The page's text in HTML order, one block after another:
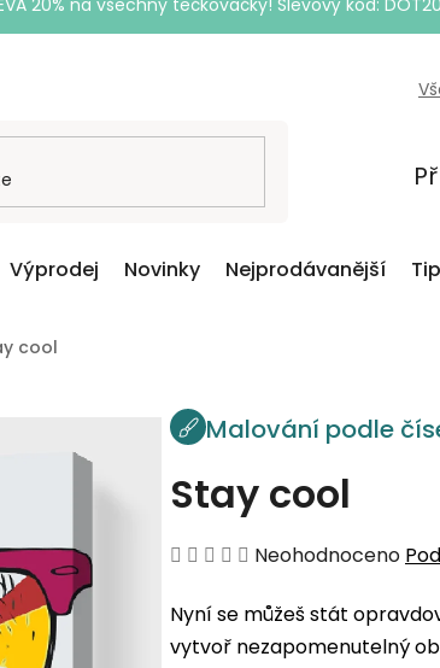
20% na všechny tečkovačky! Slevový kód:
Výprodej Novinky Nejprodávanější
cool
Malování podle
Stay cool
Průměrné
produktu
je
Neohodnoceno
Nyní se můžeš stát
vytvoř nezapomenutelný